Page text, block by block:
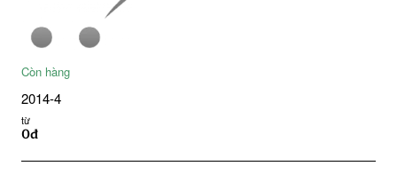
Còn hàng
2014-4
từ
0đ